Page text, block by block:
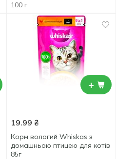
100 г
+
19.99 ₴
Корм вологий Whiskas з
домашньою птицею для котів
85г